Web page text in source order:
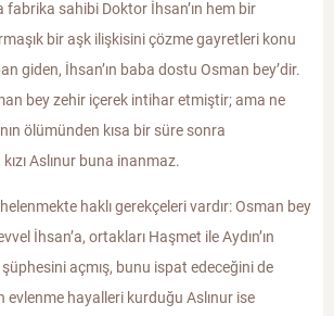
fabrika sahibi Doktor İhsan’ın hem bir
bir aşk ilişkisini çözme gayretleri konu
giden, İhsan’ın baba dostu Osman bey’dir.
bey zehir içerek intihar etmiştir; ama ne
ölümünden kısa bir süre sonra
Aslınur buna inanmaz.
haklı gerekçeleri vardır: Osman bey
İhsan’a, ortakları Haşmet ile Aydın’ın
açmış, bunu ispat edeceğini de
evlenme hayalleri kurduğu Aslınur ise